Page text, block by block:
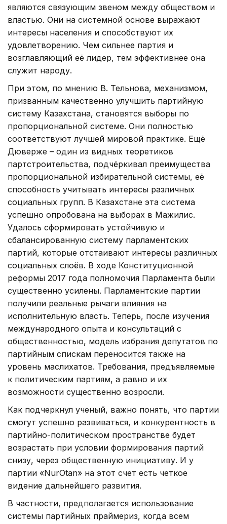
являются связующим звеном между обществом и
властью. Они на системной основе выражают
интересы населения и способствуют их
удовлетворению. Чем сильнее партия и
возглавляющий её лидер, тем эффективнее она
служит народу.
При этом, по мнению В. Тельнова, механизмом,
призванным качественно улучшить партийную
систему Казахстана, становятся выборы по
пропорциональной системе. Они полностью
соответствуют лучшей мировой практике. Ещё
Дюверже – один из видных теоретиков
партстроительства, подчёркивал преимущества
пропорциональной избирательной системы, её
способность учитывать интересы различных
социальных групп. В Казахстане эта система
успешно опробована на выборах в Мажилис.
Удалось сформировать устойчивую и
сбалансированную систему парламентских
партий, которые отстаивают интересы различных
социальных слоёв. В ходе Конституционной
реформы 2017 года полномочия Парламента были
существенно усилены. Парламентские партии
получили реальные рычаги влияния на
исполнительную власть. Теперь, после изучения
международного опыта и консультаций с
общественностью, модель избрания депутатов по
партийным спискам переносится также на
уровень маслихатов. Требования, предъявляемые
к политическим партиям, а равно и их
возможности существенно возросли.
Как подчеркнул ученый, важно понять, что партии
смогут успешно развиваться, и конкурентность в
партийно-политическом пространстве будет
возрастать при условии формирования партий
снизу, через общественную инициативу. И у
партии «NurOtan» на этот счет есть четкое
видение дальнейшего развития.
В частности, предполагается использование
системы партийных праймериз, когда всем